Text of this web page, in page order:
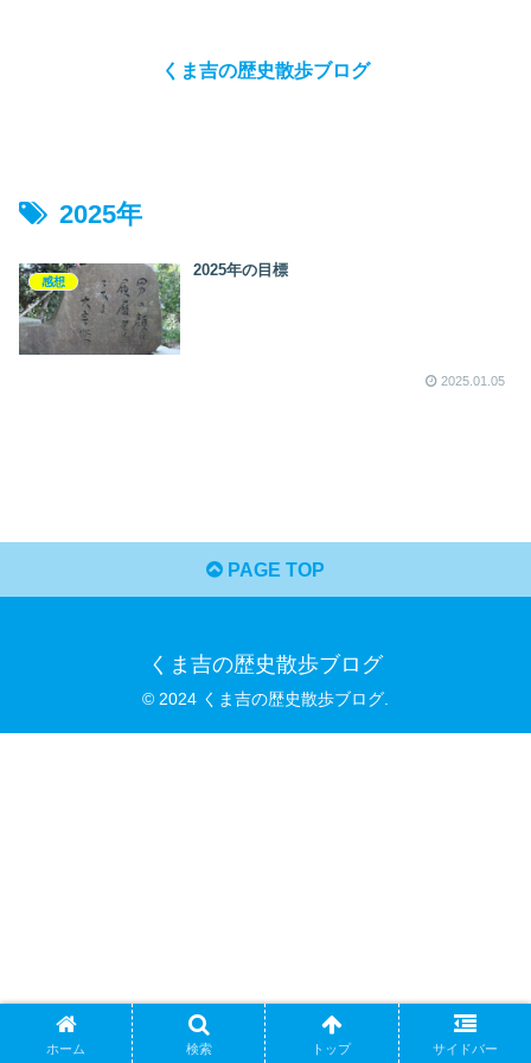
くま吉の歴史散歩ブログ
2025年
感想
2025年の目標
2025.01.05
PAGE TOP
くま吉の歴史散歩ブログ
© 2024 くま吉の歴史散歩ブログ.
ホーム 検索 トップ サイドバー